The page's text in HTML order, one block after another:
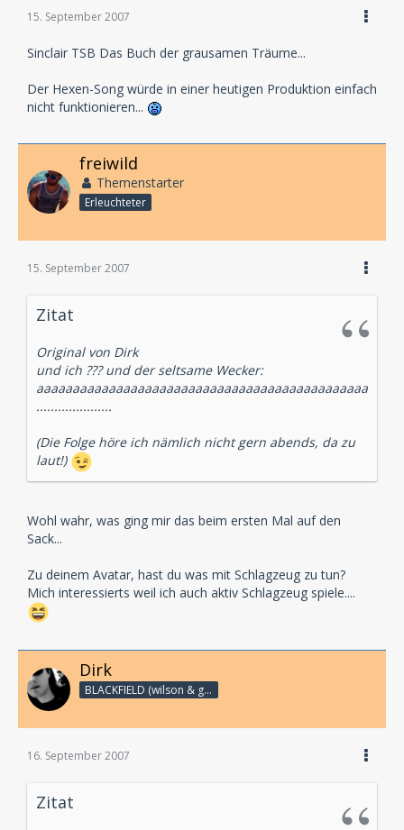
15. September 2007
Sinclair TSB Das Buch der grausamen Träume...
Der Hexen-Song würde in einer heutigen Produktion einfach
nicht funktionieren...
freiwild
Themenstarter
Erleuchteter
15. September 2007
Zitat
Original von Dirk
und ich ??? und der seltsame Wecker:
aaaaaaaaaaaaaaaaaaaaaaaaaaaaaaaaaaaaaaaaaaaaaa
.....................
(Die Folge höre ich nämlich nicht gern abends, da zu
laut!)
Wohl wahr, was ging mir das beim ersten Mal auf den
Sack...
Zu deinem Avatar, hast du was mit Schlagzeug zu tun?
Mich interessierts weil ich auch aktiv Schlagzeug spiele....
Dirk
BLACKFIELD (wilson & geffen)
16. September 2007
Zitat